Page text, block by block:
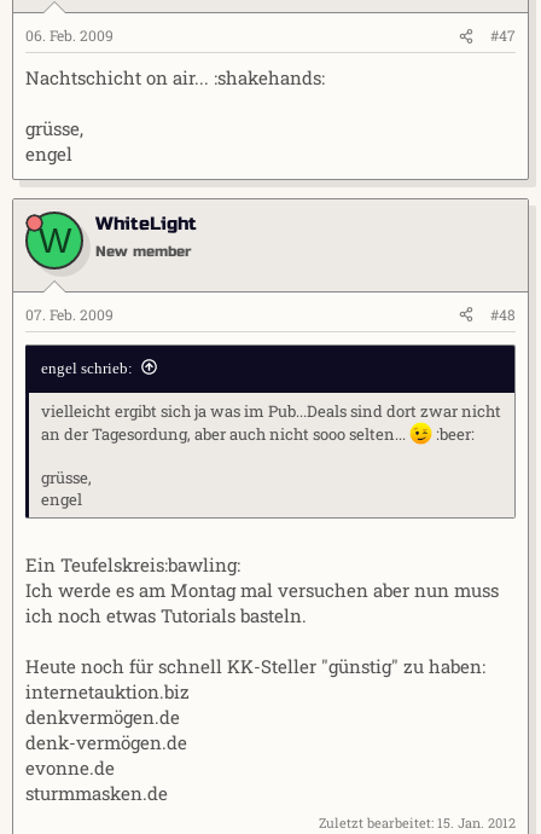
06. Feb. 2009 #47
Nachtschicht on air... :shakehands:
grüsse,
engel
W WhiteLight
New member
07. Feb. 2009 #48
engel schrieb:
vielleicht ergibt sich ja was im Pub...Deals sind dort zwar nicht
an der Tagesordung, aber auch nicht sooo selten...
:beer:
grüsse,
engel
Ein Teufelskreis:bawling:
Ich werde es am Montag mal versuchen aber nun muss
ich noch etwas Tutorials basteln.
Heute noch für schnell KK-Steller "günstig" zu haben:
internetauktion.biz
denkvermögen.de
denk-vermögen.de
evonne.de
sturmmasken.de
Zuletzt bearbeitet: 15. Jan. 2012